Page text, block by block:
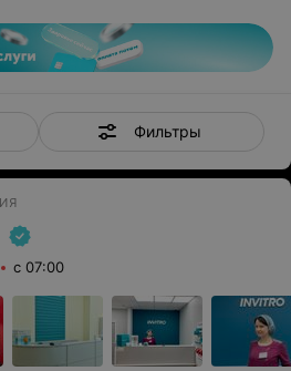
Фильтры
с 07:00